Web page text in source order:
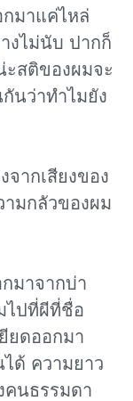
มาแค่ไหล่
งไม่นับ ปากก็
สติของผมจะ
นว่าทําไมยัง
จากเสียงของ
มกลัวของผม
มาจากบ่า
ไปที่ผีที่ชื่อ
ยดออกมา
ด้ ความยาว
นธรรมดา